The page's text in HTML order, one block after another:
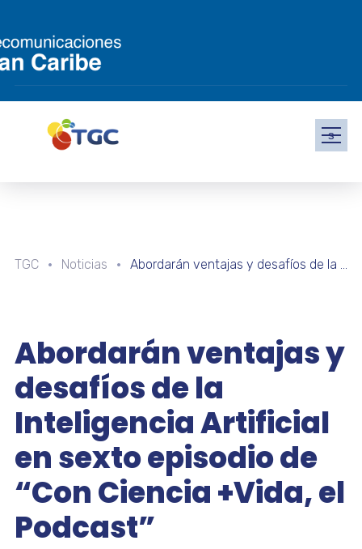
s
TGC Noticias Abordarán ventajas y desafíos de la Inteligencia Artificial en sexto episodio de “Con Ciencia +Vida, el Podcast”
Abordarán ventajas y
desafíos de la
Inteligencia Artificial
en sexto episodio de
“Con Ciencia +Vida, el
Podcast”